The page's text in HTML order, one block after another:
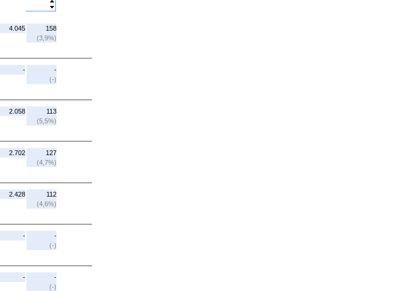
4.045
158
(3,9%)
-
-
(-)
2.058
113
(5,5%)
2.702
127
(4,7%)
2.428
112
(4,6%)
-
-
(-)
-
-
(-)